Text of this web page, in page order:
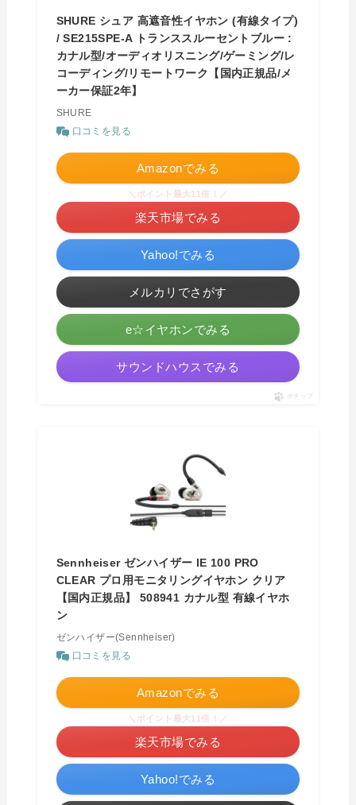
SHURE シュア 高遮音性イヤホン (有線タイプ)
/ SE215SPE-A トランススルーセントブルー :
カナル型/オーディオリスニング/ゲーミング/レ
コーディング/リモートワーク【国内正規品/メ
ーカー保証2年】
SHURE
口コミを見る
Amazonでみる
＼ポイント最大11倍！／
楽天市場でみる
Yahoo!でみる
メルカリでさがす
e☆イヤホンでみる
サウンドハウスでみる
ポチップ
Sennheiser ゼンハイザー IE 100 PRO
CLEAR プロ用モニタリングイヤホン クリア
【国内正規品】 508941 カナル型 有線イヤホ
ン
ゼンハイザー(Sennheiser)
口コミを見る
Amazonでみる
＼ポイント最大11倍！／
楽天市場でみる
Yahoo!でみる